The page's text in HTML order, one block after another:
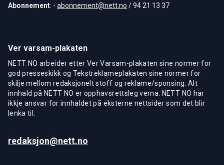
Abonnement: - abonnement@nett.no / 94 21 13 37
Ver varsam-plakaten
NETT NO arbeider etter Ver Varsam-plakaten sine normer for
god presseskikk og Tekstreklameplakaten sine normer for
skilje mellom redaksjonelt stoff og reklame/sponsing. Alt
innhald på NETT NO er opphavsrettsleg verna. NETT NO har
ikkje ansvar for innhaldet på eksterne nettsider som det blir
lenka til.
redaksjon@nett.no